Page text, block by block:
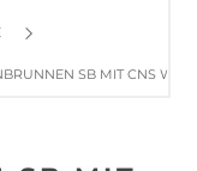
SB MIT CNS